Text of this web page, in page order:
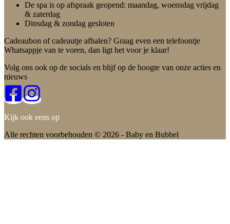
De spa is op afspraak geopend: maandag, woensdag vrijdag
& zaterdag
Dinsdag & zondag gesloten
Cadeaubon of cadeautje afhalen? Graag even een telefoontje
Whatsappje van te voren, dan ligt het voor je klaar!
Volg ons ook op de socials en blijf op de hoogte van onze acties en
nieuws
Kijk ook eens op
Alle rechten voorbehouden © 2026 - Baby en Bubbel